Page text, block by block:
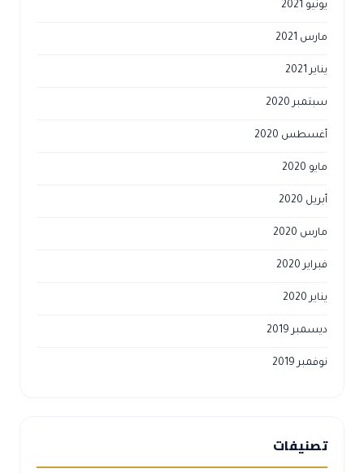
يونيو 2021
مارس 2021
يناير 2021
سبتمبر 2020
أغسطس 2020
مايو 2020
أبريل 2020
مارس 2020
فبراير 2020
يناير 2020
ديسمبر 2019
نوفمبر 2019
تصنيفات